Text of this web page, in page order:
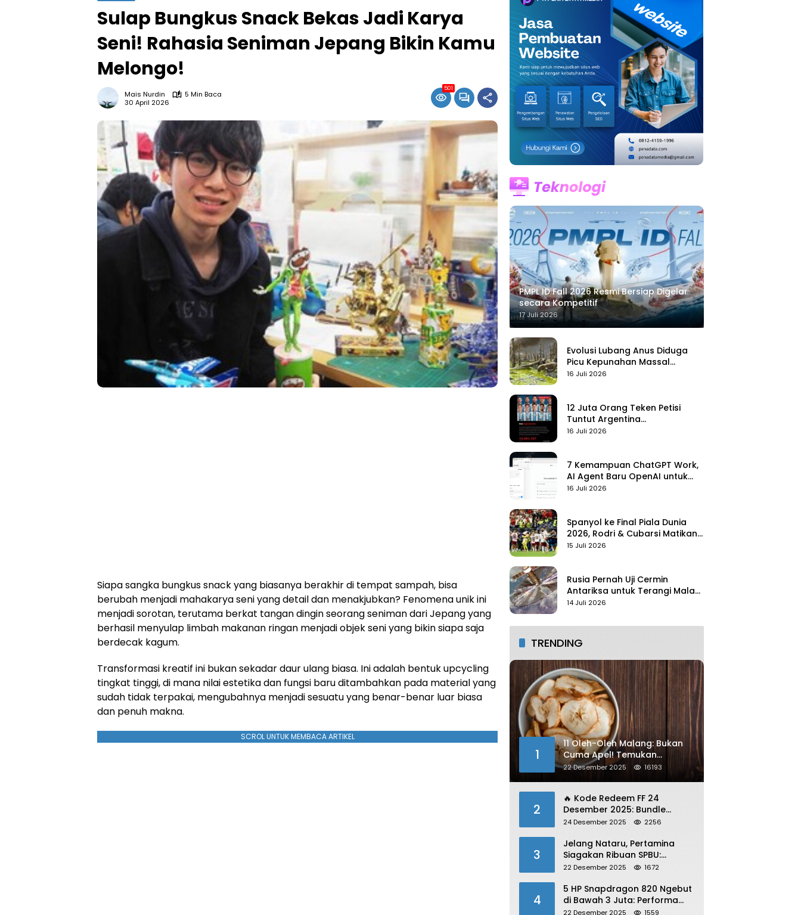
Sulap Bungkus Snack Bekas Jadi Karya
Seni! Rahasia Seniman Jepang Bikin Kamu
Melongo!
Mais Nurdin
5 Min Baca
30 April 2026
501
Siapa sangka bungkus snack yang biasanya berakhir di tempat sampah, bisa
berubah menjadi mahakarya seni yang detail dan menakjubkan? Fenomena unik ini
menjadi sorotan, terutama berkat tangan dingin seorang seniman dari Jepang yang
berhasil menyulap limbah makanan ringan menjadi objek seni yang bikin siapa saja
berdecak kagum.
Transformasi kreatif ini bukan sekadar daur ulang biasa. Ini adalah bentuk upcycling
tingkat tinggi, di mana nilai estetika dan fungsi baru ditambahkan pada material yang
sudah tidak terpakai, mengubahnya menjadi sesuatu yang benar-benar luar biasa
dan penuh makna.
SCROL UNTUK MEMBACA ARTIKEL
PMPL ID Fall 2026 Resmi Bersiap Digelar
secara Kompetitif
17 Juli 2026
Evolusi Lubang Anus Diduga
Picu Kepunahan Massal
Pertama di Bumi
16 Juli 2026
12 Juta Orang Teken Petisi
Tuntut Argentina
Didiskualifikasi
16 Juli 2026
7 Kemampuan ChatGPT Work,
AI Agent Baru OpenAI untuk
Kelola Kerja
16 Juli 2026
Spanyol ke Final Piala Dunia
2026, Rodri & Cubarsi Matikan
Mbappe
15 Juli 2026
Rusia Pernah Uji Cermin
Antariksa untuk Terangi Malam
Tanpa Lampu
14 Juli 2026
TRENDING
1
11 Oleh-Oleh Malang: Bukan
Cuma Apel! Temukan
Kelezatan Unik yang Wajib
22 Desember 2025 16193
2
🔥 Kode Redeem FF 24
Desember 2025: Bundle
Winterlands & Skin Langka
24 Desember 2025 2256
3
Jelang Nataru, Pertamina
Siagakan Ribuan SPBU:
Antisipasi Lonjakan Konsumsi
22 Desember 2025 1672
4
5 HP Snapdragon 820 Ngebut
di Bawah 3 Juta: Performa
Gahar!
22 Desember 2025 1559